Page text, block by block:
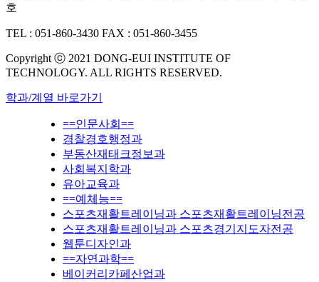
호
TEL : 051-860-3430 FAX : 051-860-3455
Copyright ⓒ 2021 DONG-EUI INSTITUTE OF
TECHNOLOGY. ALL RIGHTS RESERVED.
학과/계열 바로가기
==인문사회==
경찰경호행정과
부동산재태크정보과
사회복지학과
유아교육과
==예체능==
스포츠재활트레이닝과 스포츠재활트레이닝전공
스포츠재활트레이닝과 스포츠경기지도자전공
웹툰디자인과
==자연과학==
베이커리카페산업과